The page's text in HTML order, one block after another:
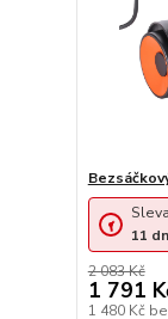
2 083 Kč
1 791
1 480 Kč
11